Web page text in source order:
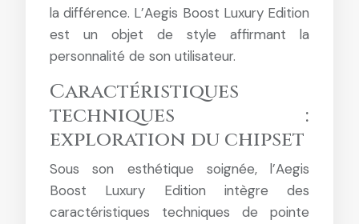
la différence. L’Aegis Boost Luxury Edition
est un objet de style affirmant la
personnalité de son utilisateur.
Caractéristiques
techniques :
exploration du chipset
Sous son esthétique soignée, l’Aegis
Boost Luxury Edition intègre des
caractéristiques techniques de pointe